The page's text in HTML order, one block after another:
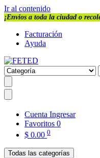
Ir al contenido
¡Envios a toda la ciudad o
Facturación
Ayuda
Cuenta Ingresar
Favoritos 0
$ 0.00 0
Todas las categorías